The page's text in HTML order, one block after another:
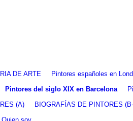
DE ARTE Pintores españoles en
Pintores del siglo XIX en Barcelona
(A)
BIOGRAFÍAS DE PINTORES